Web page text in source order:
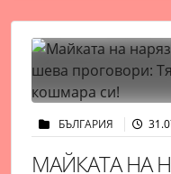
БЪЛГАРИЯ
МАЙКАТА НА